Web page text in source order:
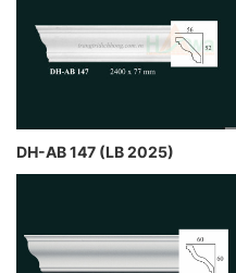
DH-AB 147 (LB 2025)